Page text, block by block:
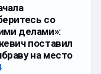
со
делами»:
поставил
на место